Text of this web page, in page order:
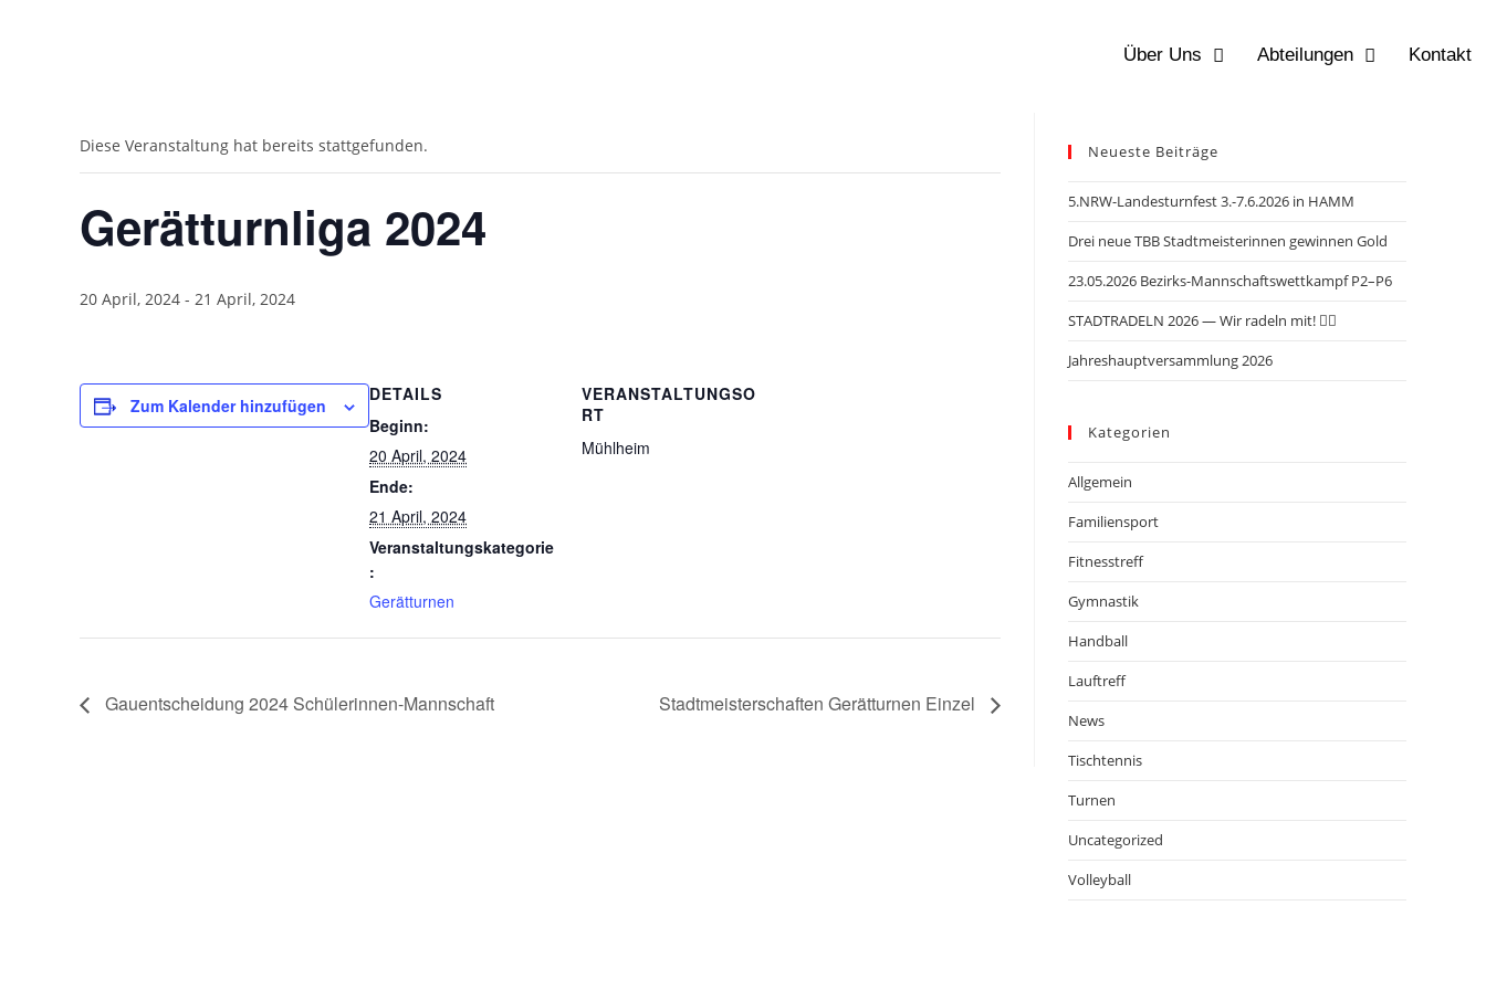
Über Uns Abteilungen Kontakt
Diese Veranstaltung hat bereits stattgefunden.
Gerätturnliga 2024
20 April, 2024 - 21 April, 2024
Zum Kalender hinzufügen
DETAILS
Beginn:
20 April, 2024
Ende:
21 April, 2024
Veranstaltungskategorie
:
Gerätturnen
VERANSTALTUNGSO
RT
Mühlheim
Gauentscheidung 2024 Schülerinnen-Mannschaft Stadtmeisterschaften Gerätturnen Einzel
Neueste Beiträge
5.NRW-Landesturnfest 3.-7.6.2026 in HAMM
Drei neue TBB Stadtmeisterinnen gewinnen Gold
23.05.2026 Bezirks-Mannschaftswettkampf P2–P6
STADTRADELN 2026 — Wir radeln mit! 🚴‍♂️
Jahreshauptversammlung 2026
Kategorien
Allgemein
Familiensport
Fitnesstreff
Gymnastik
Handball
Lauftreff
News
Tischtennis
Turnen
Uncategorized
Volleyball